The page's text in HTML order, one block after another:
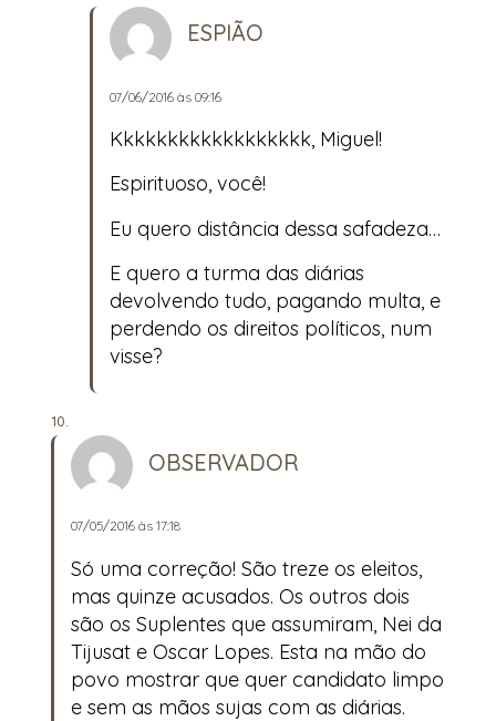
ESPIÃO
07/06/2016 às 09:16
Kkkkkkkkkkkkkkkkkk, Miguel!
Espirituoso, você!
Eu quero distância dessa safadeza…
E quero a turma das diárias
devolvendo tudo, pagando multa, e
perdendo os direitos políticos, num
visse?
OBSERVADOR
07/05/2016 às 17:18
Só uma correção! São treze os eleitos,
mas quinze acusados. Os outros dois
são os Suplentes que assumiram, Nei da
Tijusat e Oscar Lopes. Esta na mão do
povo mostrar que quer candidato limpo
e sem as mãos sujas com as diárias.